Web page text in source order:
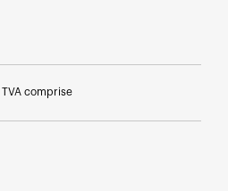
TVA comprise